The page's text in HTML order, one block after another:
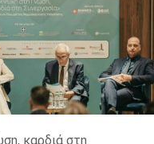
καρδιά στη